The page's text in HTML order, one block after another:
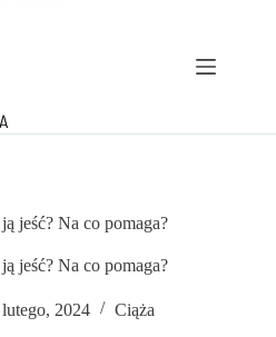
jeść? Na co pomaga?
jeść? Na co pomaga?
2024 Ciąża